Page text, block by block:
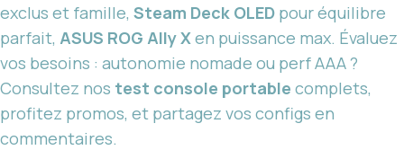
exclus et famille, Steam Deck OLED pour équilibre
parfait, ASUS ROG Ally Xen puissance max. Évaluez
vos besoins : autonomie nomade ou perf AAA ?
Consultez nos test console portable complets,
profitez promos, et partagez vos configs en
commentaires.